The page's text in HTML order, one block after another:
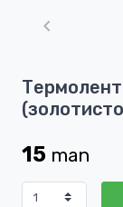
1
of
15 man